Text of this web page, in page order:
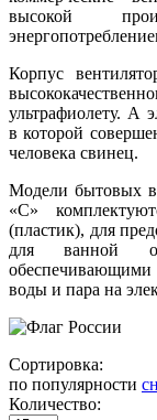
высокой
Корпус
ультрафиолету. А
в которой
человека свинец.
Модели бытовых
«С»
(пластик), для
для ванной
воды и пара на
Сортировка:
по популярности
Количество: